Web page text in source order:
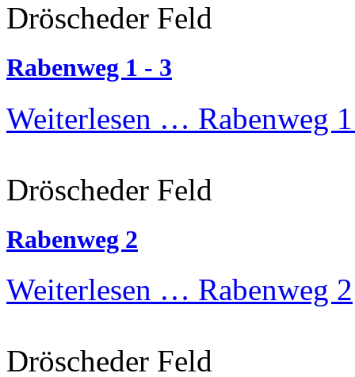
Dröscheder Feld
Rabenweg 1 - 3
Weiterlesen … Rabenweg
Dröscheder Feld
Rabenweg 2
Weiterlesen … Rabenweg 2
Dröscheder Feld